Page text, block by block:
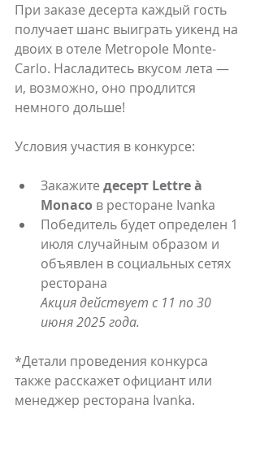
При заказе десерта каждый гость
получает шанс выиграть уикенд на
двоих в отеле Metropole Monte-
Carlo. Насладитесь вкусом лета —
и, возможно, оно продлится
немного дольше!
Условия участия в конкурсе:
Закажите десерт Lettre à
Monaco в ресторане Ivanka
Победитель будет определен 1
июля случайным образом и
объявлен в социальных сетях
ресторана
Акция действует с 11 по 30
июня 2025 года.
*Детали проведения конкурса
также расскажет официант или
менеджер ресторана Ivanka.